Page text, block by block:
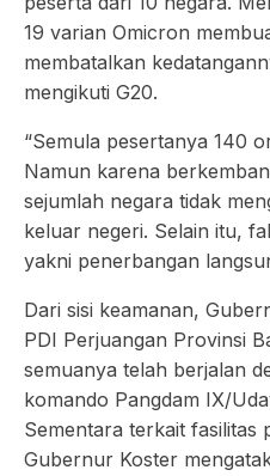
19 varian Omicron
membatalkan
mengikuti G20.
“Semula pesertanya 140
Namun karena
sejumlah negara tidak
keluar negeri. Selain itu,
yakni penerbangan
Dari sisi keamanan,
PDI Perjuangan Provinsi
semuanya telah berjalan
komando Pangdam IX/
Sementara terkait fasilitas
Gubernur Koster